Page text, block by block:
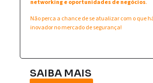
networking e oportunidades de negócios.
Não perca a chance de se atualizar com o que
inovador no mercado de segurança!
SAIBA MAIS